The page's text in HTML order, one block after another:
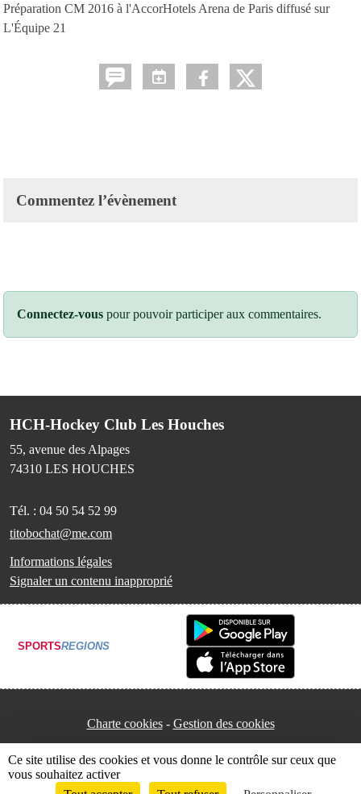
Préparation CM 2016 à l'AccorHotels Arena de Paris diffusé sur
L'Équipe 21
Commentez l’évènement
Connectez-vous pour pouvoir participer aux commentaires.
HCH-Hockey Club Les Houches
55, avenue des Alpages
74310 LES HOUCHES
Tél. : 04 50 54 52 99
titobochat@me.com
Informations légales
Signaler un contenu inapproprié
SPORTSREGIONS
Charte cookies Gestion des cookies
Ce site utilise des cookies et vous donne le contrôle sur ceux que
vous souhaitez activer